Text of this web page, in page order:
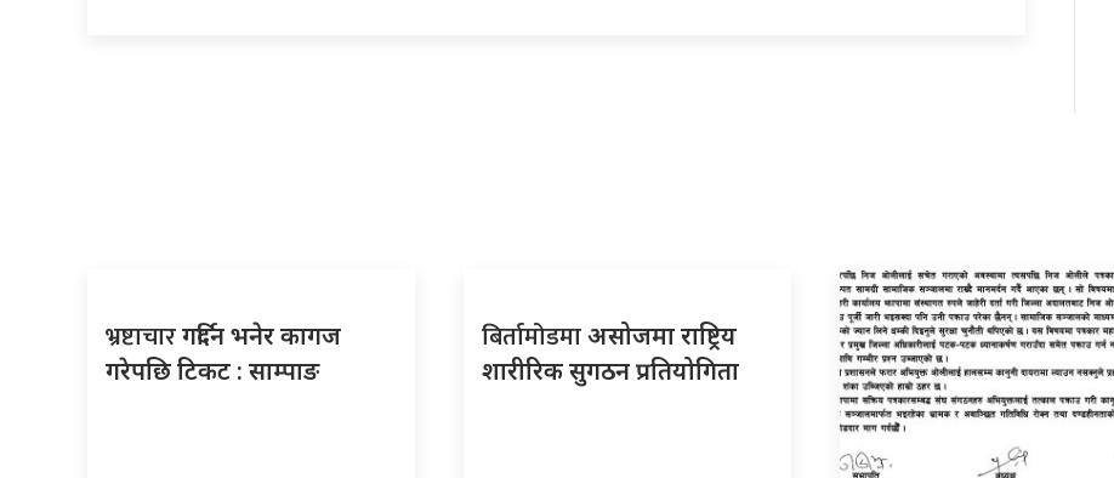
भ्रष्टाचारगर्दिन भनेर कागज
गरेपछि टिकट : साम्पाङ
बिर्तामोडमाअसोजमा राष्ट्रिय
शारीरिक सुगठन प्रतियोगिता